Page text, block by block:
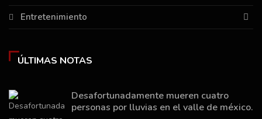
Entretenimiento
ÚLTIMAS NOTAS
Desafortunadamente mueren cuatro
personas por lluvias en el valle de méxico.